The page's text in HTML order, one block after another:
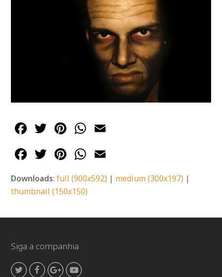
Facebook
Twitter
Pinterest
WhatsApp
Facebook
Twitter
Pinterest
WhatsApp
Downloads:full (900x592) | medium (300x197) |
thumbnail (150x150)
Siga a companhia
TwitterFacebookGooglePlus
Youtube